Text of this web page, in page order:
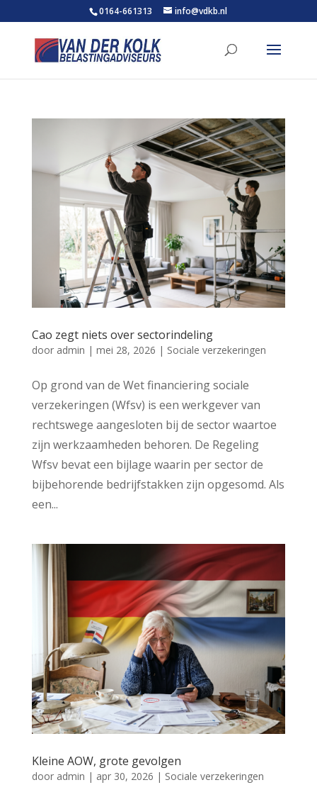
0164-661313 info@vdkb.nl
Cao zegt niets over sectorindeling
door admin | mei 28, 2026 | Sociale verzekeringen
Op grond van de Wet financiering sociale
verzekeringen (Wfsv) is een werkgever van
rechtswege aangesloten bij de sector waartoe
zijn werkzaamheden behoren. De Regeling
Wfsv bevat een bijlage waarin per sector de
bijbehorende bedrijfstakken zijn opgesomd. Als
een...
Kleine AOW, grote gevolgen
door admin | apr 30, 2026 | Sociale verzekeringen